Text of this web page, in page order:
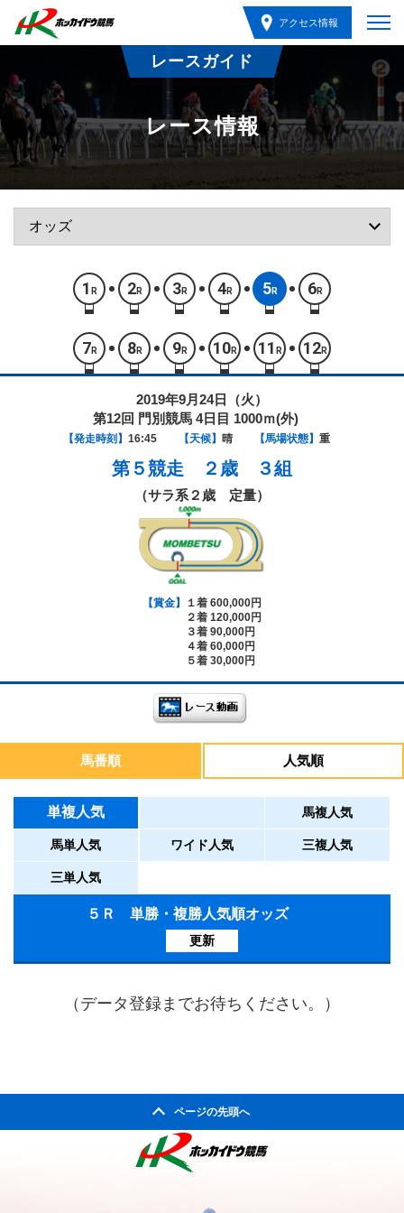
アクセス情報
レースガイド
レース情報
1 R 2R 3R 4R 5R 6R
7 R 8R 9R 10R 11 R 12R
2019年9月24日（火）
第12回 門別競馬 4日目 1000ｍ(外)
【発走時刻】 16:45 【天候】 晴 【馬場状態】 重
第５競走 ２歳 ３組
（サラ系２歳 定量）
【賞金】
１着 600,000円
２着 120,000円
３着 90,000円
４着 60,000円
５着 30,000円
馬番順 人気順
単複人気 馬複人気
馬単人気 ワイド人気 三複人気
三単人気
５Ｒ 単勝・複勝人気順オッズ
更新
（データ登録までお待ちください。）
ページの先頭へ